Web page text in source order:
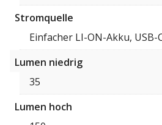
Stromquelle
Einfacher LI-ON-Akku,
Lumen niedrig
35
Lumen hoch